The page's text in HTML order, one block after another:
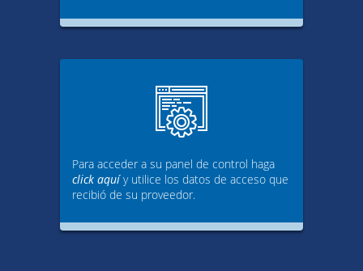
Para acceder a su panel de control haga
click aquíy utilice los datos de acceso que
recibió de su proveedor.